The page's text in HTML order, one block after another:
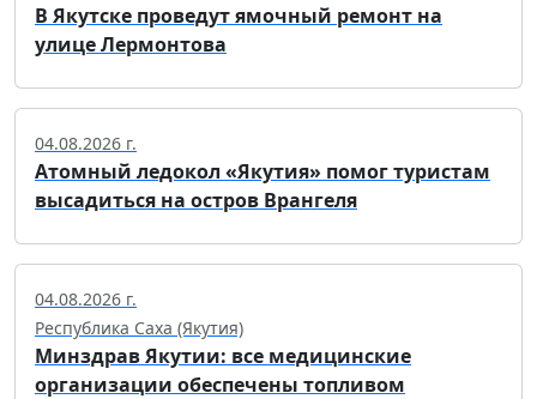
В Якутске проведут ямочный ремонт на
улице Лермонтова
04.08.2026 г.
Атомный ледокол «Якутия» помог туристам
высадиться на остров Врангеля
04.08.2026 г.
Республика Саха (Якутия)
Минздрав Якутии: все медицинские
организации обеспечены топливом